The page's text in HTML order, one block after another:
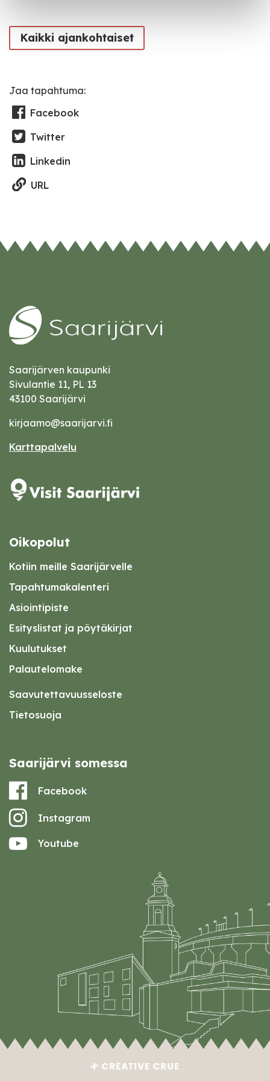
Kaikki ajankohtaiset
Jaa tapahtuma:
Facebook
Twitter
Linkedin
URL
Saarijärven kaupunki
Sivulantie 11, PL 13
43100 Saarijärvi
kirjaamo@saarijarvi.fi
Karttapalvelu
Oikopolut
Kotiin meille Saarijärvelle
Tapahtumakalenteri
Asiointipiste
Esityslistat ja pöytäkirjat
Kuulutukset
Palautelomake
Saavutettavuusseloste
Tietosuoja
Saarijärvi somessa
Facebook
Instagram
Youtube